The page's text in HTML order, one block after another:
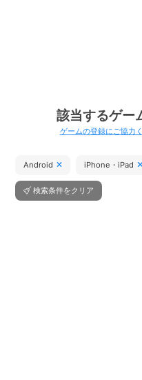
該当するゲー
ゲームの登録にご協力
Android iPhone・iPad
検索条件をクリア